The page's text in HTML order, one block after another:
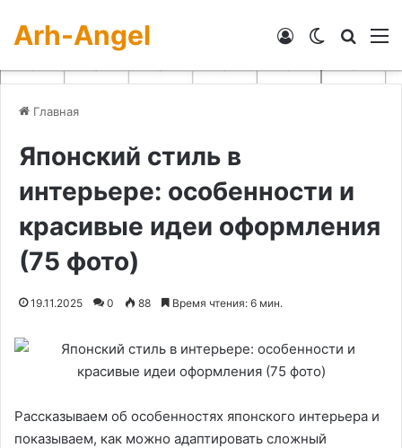
Arh-Angel Switch skin
Войти
Главная
Японский стиль в
интерьере: особенности и
красивые идеи оформления
(75 фото)
19.11.2025 0 88 Время чтения: 6 мин.
Рассказываем об особенностях японского интерьера и
показываем, как можно адаптировать сложный